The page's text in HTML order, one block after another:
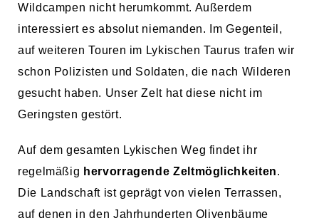
Wildcampen nicht herumkommt. Außerdem
interessiert es absolut niemanden. Im Gegenteil,
auf weiteren Touren im Lykischen Taurus trafen wir
schon Polizisten und Soldaten, die nach Wilderen
gesucht haben. Unser Zelt hat diese nicht im
Geringsten gestört.
Auf dem gesamten Lykischen Weg findet ihr
regelmäßig hervorragende Zeltmöglichkeiten.
Die Landschaft ist geprägt von vielen Terrassen,
auf denen in den Jahrhunderten Olivenbäume